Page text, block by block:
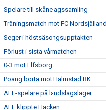
Spelare till skånelagssamling
Träningsmatch mot FC Nordsjälland
Seger i höstsäsongsupptakten
Förlust i sista vårmatchen
0-3 mot Elfsborg
Poäng borta mot Halmstad BK
ÄFF-spelare på landslagsläger
ÄFF klippte Häcken